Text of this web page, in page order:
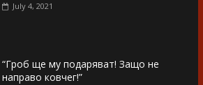
July 4, 2021
“Гроб ще му подаряват! Защо не
направо ковчег!”